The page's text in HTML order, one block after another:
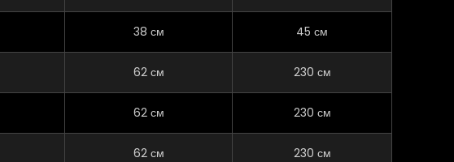
38 см 45 см
62 см 230 см
62 см 230 см
62 см 230 см